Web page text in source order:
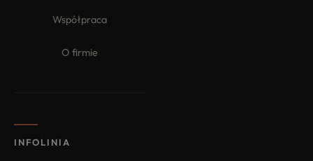
Współpraca
O firmie
INFOLINIA